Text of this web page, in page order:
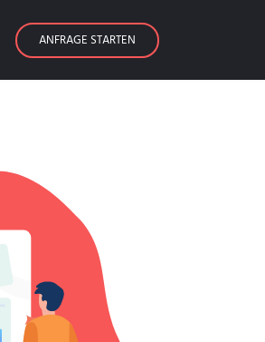
ANFRAGE STARTEN